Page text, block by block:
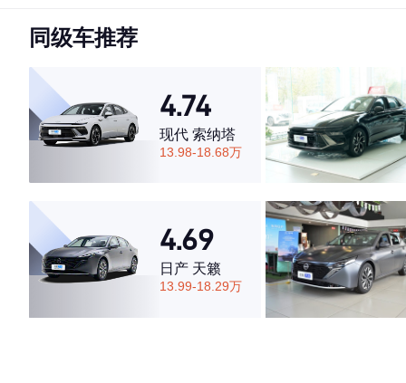
·外观表现较为优秀，优于60%同级车
·空间表现较为优秀，优于78%同级车
同级车推荐
4.74
现代 索纳塔
13.98-18.68万
4.69
日产 天籁
13.99-18.29万